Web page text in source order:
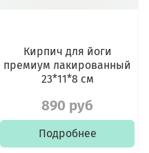
Кирпич для йоги
премиум лакированный
23*11*8 см
890 руб
Подробнее